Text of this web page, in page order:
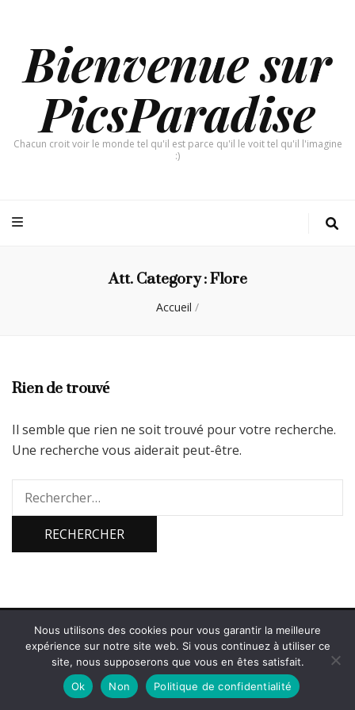
Bienvenue sur
PicsParadise
Chacun croit voir le monde tel qu'il est parce qu'il le voit tel qu'il l'imagine
:)
Att. Category :Flore
Accueil /
Rien de trouvé
Il semble que rien ne soit trouvé pour votre recherche.
Une recherche vous aiderait peut-être.
Rechercher :
2026 Copyright Bienvenue sur PicsParadise.Blossom Diva |
Développé parBlossom Themes.Propulsé parWordPress.
Politique de confidentialité
Nous utilisons des cookies pour vous garantir la meilleure
expérience sur notre site web. Si vous continuez à utiliser ce
site, nous supposerons que vous en êtes satisfait.
Ok
Non Politique de confidentialité